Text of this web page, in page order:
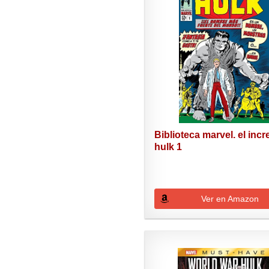
Biblioteca marvel. el
hulk 1
Ver en Amazon